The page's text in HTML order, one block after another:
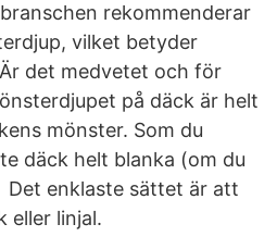
rekommenderar
vilket betyder
det medvetet och för
på däck är helt
mönster. Som du
däck helt blanka (om du
Det enklaste sättet är att
eller linjal.